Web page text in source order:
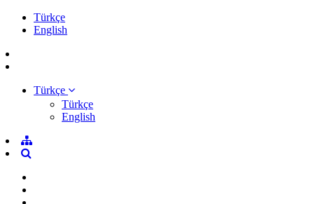
Türkçe
English
Türkçe
Türkçe
English